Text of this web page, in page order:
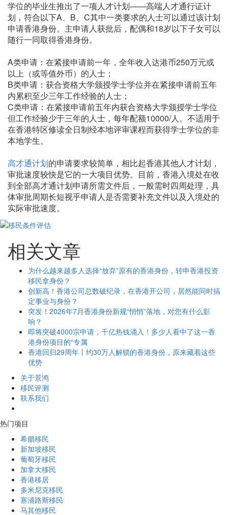
学位的毕业生推出了一项人才计划——高端人才通行证计
划，符合以下A、B、C其中一类要求的人士可以通过该计划
申请香港身份。主申请人获批后，配偶和18岁以下子女可以
随行一同取得香港身份。
A类申请：在紧接申请前一年，全年收入达港币250万元或
以上（或等值外币）的人士；
B类申请：获合资格大学颁授学士学位并在紧接申请前五年
内累积至少三年工作经验的人士；
C类申请：在紧接申请前五年内获合资格大学颁授学士学位
但工作经验少于三年的人士，每年配额10000/人。不适用于
在香港特区修读全日制经本地评审课程而获得学士学位的非
本地学生。
高才通计划的申请要求较简单，相比起香港其他人才计划，
审批速度较快是它的一大项目优势。目前，香港入境处在收
到全部高才通计划申请所需文件后，一般需时四周处理，具
体审批周期长短视乎申请人是否需要补充文件以及入境处的
实际审批速度。
相关文章
为什么越来越多人选择“放弃”原有的香港身份，转申香港投资
移民拿身份？
创新高！香港公司总数破纪录，在香港开公司，居然能同时搞
定事业与身份？
突发！2026年7月香港身份新规“悄悄”落地，对您有什么影
响？
即将突破4000宗申请，千亿热钱涌入！多少人看中了这一香
港身份项目的“专属
香港回归29周年丨约30万人解锁的香港身份，原来藏着这些
优势
关于景鸿
移民评测
联系我们
热门项目
希腊移民
新加坡移民
葡萄牙移民
加拿大移民
香港移居
多米尼克移民
塞浦路斯移民
马其他移民